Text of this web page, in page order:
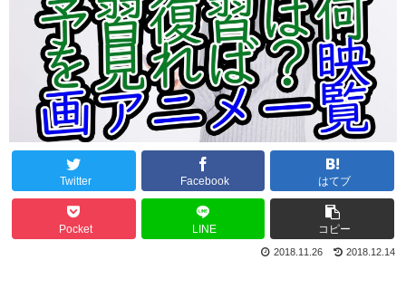
Twitter Facebook はてブ
Pocket LINE コピー
2018.12.14
2018.11.26